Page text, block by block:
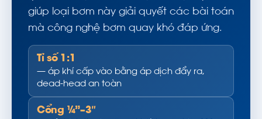
giúp loại bơm này giải quyết các bài toán
mà công nghệ bơm quay khó đáp ứng.
Tỉ số 1:1
— áp khí cấp vào bằng áp dịch đẩy ra,
dead-head an toàn
Cổng ¼”–3″